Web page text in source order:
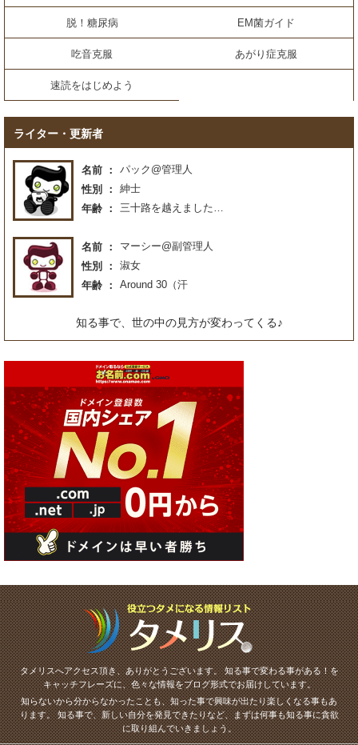
脱！糖尿病 EM菌ガイド
吃音克服 あがり症克服
速読をはじめよう
ライター・更新者
名前
パック@管理人
性別
紳士
年齢
三十路を越えました…
名前
マーシー@副管理人
性別
淑女
年齢
Around 30（汗
知る事で、世の中の見方が変わってくる♪
タメリスへアクセス頂き、ありがとうございます。知る事で変わる事がある！を
キャッチフレーズに、色々な情報をブログ形式でお届けしています。
知らないから分からなかったことも、知った事で興味が出たり楽しくなる事もあ
ります。知る事で、新しい自分を発見できたりなど、まずは何事も知る事に貪欲
に取り組んでいきましょう。